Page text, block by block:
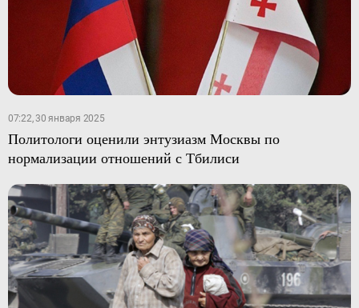
07:22, 30 января 2025
Политологи оценили энтузиазм Москвы по
нормализации отношений с Тбилиси